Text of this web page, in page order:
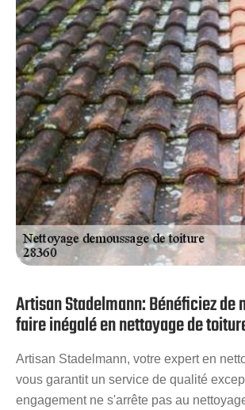
confiant votre toit là Artisan
les travaux se feront en toute sécurité
bénéficierez également d’un résultat
résidez à Dammarie, n’hésitez pas à
services.
Artisan Stadelmann: Bénéficiez de
faire inégalé en nettoyage de
Artisan Stadelmann, votre expert en
vous garantit un service de qualité
engagement ne s'arrête pas au